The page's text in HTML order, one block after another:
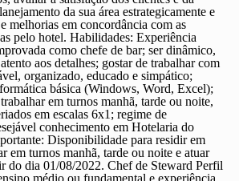
da sua área estrategicamente e
melhorias em concordância com as
pelo hotel. Habilidades: Experiência
como chefe de bar; ser dinâmico,
aos detalhes; gostar de trabalhar com
organizado, educado e simpático;
básica (Windows, Word, Excel);
em turnos manhã, tarde ou noite,
em escalas 6x1; regime de
conhecimento em Hotelaria do
Disponibilidade para residir em
em turnos manhã, tarde ou noite e atuar
do dia 01/08/2022. Chef de Steward Perfil
médio ou fundamental e experiência